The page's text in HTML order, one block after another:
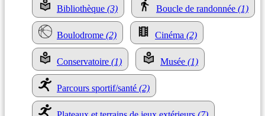
Bibliothèque (3) Boucle de randonnée (1)
Boulodrome (2) Cinéma (2)
Conservatoire (1) Musée (1)
Parcours sportif/santé (2)